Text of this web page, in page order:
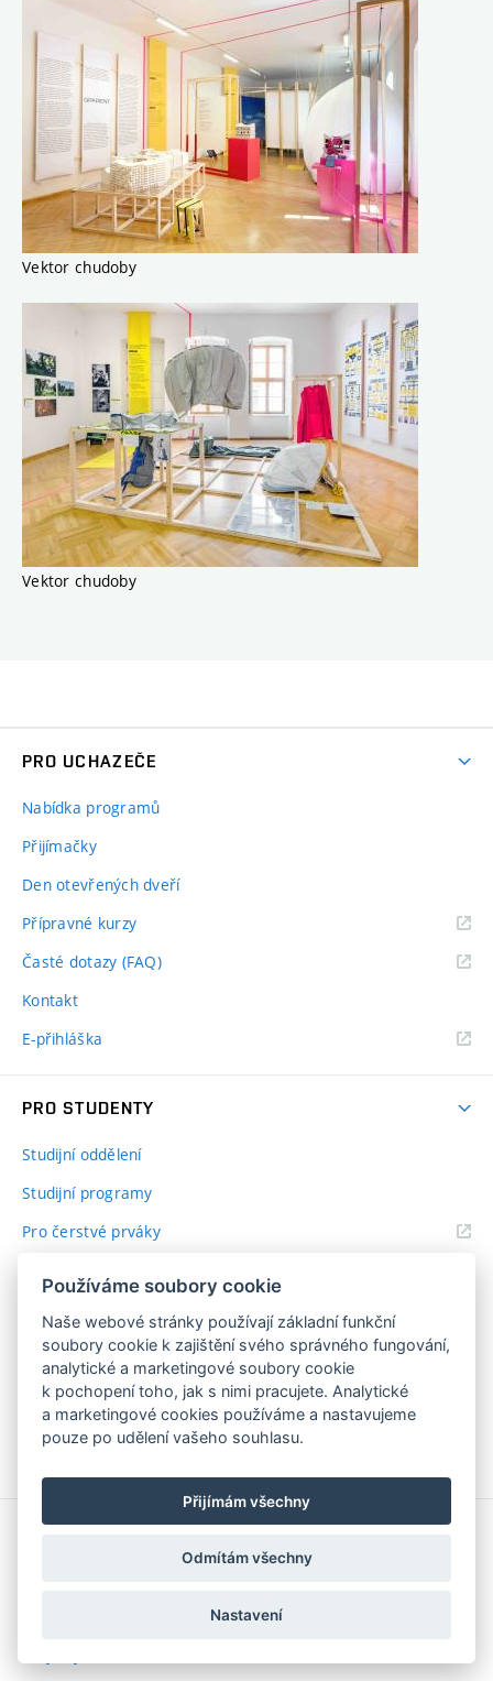
Vektor chudoby
Vektor chudoby
PRO UCHAZEČE
Nabídka programů
Přijímačky
Den otevřených dveří
Přípravné kurzy
Časté dotazy (FAQ)
Kontakt
E-přihláška
PRO STUDENTY
Studijní oddělení
Studijní programy
Pro čerstvé prváky
Směrnice a předpisy
Stipendia
Databáze závěrečných prácí
Používáme soubory cookie
Naše webové stránky používají základní funkční
soubory cookie k zajištění svého správného fungování,
analytické a marketingové soubory cookie
k pochopení toho, jak s nimi pracujete. Analytické
a marketingové cookies používáme a nastavujeme
pouze po udělení vašeho souhlasu.
Přijímám všechny
Odmítám všechny
Nastavení